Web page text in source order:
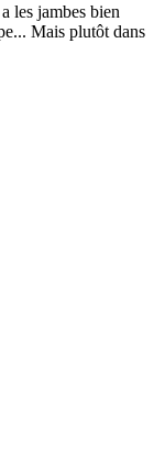
les jambes bien
Mais plutôt dans